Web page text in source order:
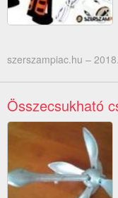
szerszampiac.hu –
Összecsukható